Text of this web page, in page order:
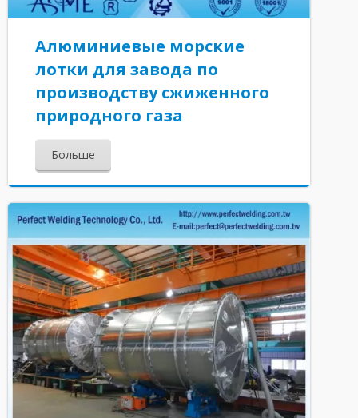
Алюминиевые морские
лотки для завода по
производству сжиженного
природного газа
Больше